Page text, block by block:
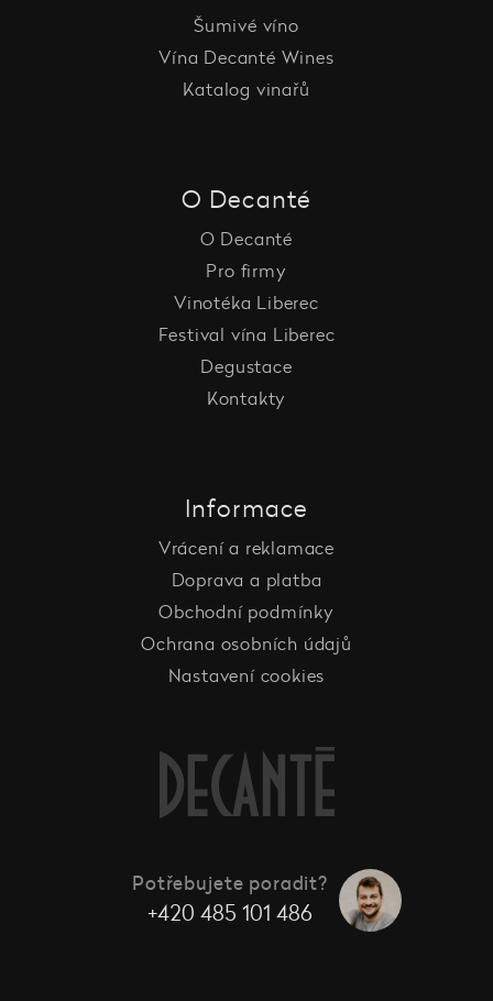
Šumivé víno
Vína Decanté Wines
Katalog vinařů
O Decanté
O Decanté
Pro firmy
Vinotéka Liberec
Festival vína Liberec
Degustace
Kontakty
Informace
Vrácení a reklamace
Doprava a platba
Obchodní podmínky
Ochrana osobních údajů
Nastavení cookies
Potřebujete poradit?
+420 485 101 486